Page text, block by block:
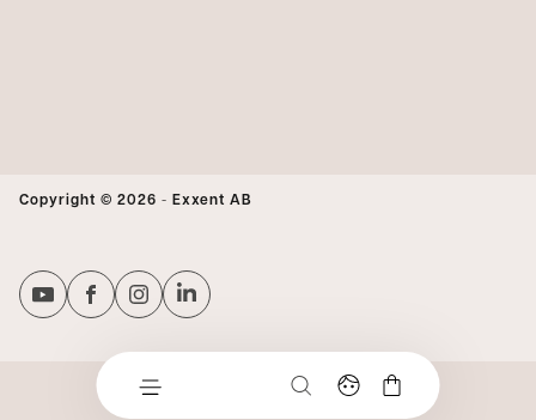
Copyright © 2026 - Exxent AB